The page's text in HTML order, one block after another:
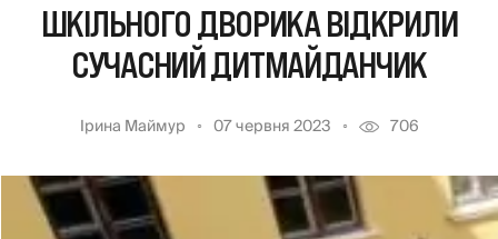
ШКІЛЬНОГО ДВОРИКА ВІДКРИЛИ
СУЧАСНИЙ ДИТМАЙДАНЧИК
Ірина Маймур 07 червня 2023 706